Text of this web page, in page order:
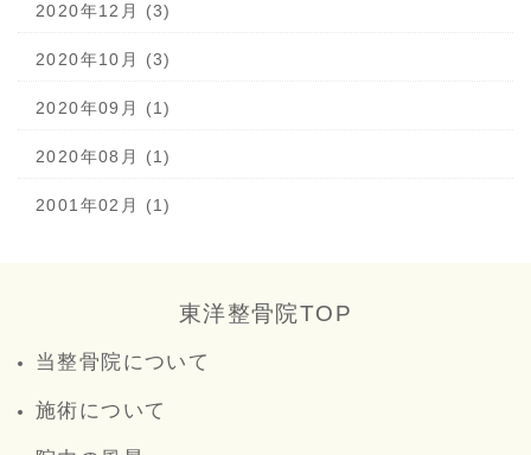
2020年12月 (3)
2020年10月 (3)
2020年09月 (1)
2020年08月 (1)
2001年02月 (1)
東洋整骨院TOP
当整骨院について
施術について